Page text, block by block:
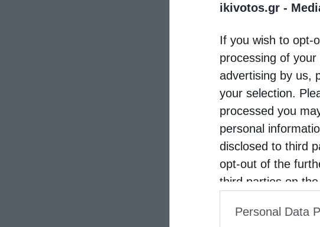
ikivotos.gr -
If you wish to opt-
processing of
advertising by us,
your selection.
processed you
personal
disclosed to third
opt-out of the
third parties on
IAB’s List of
Personal Data